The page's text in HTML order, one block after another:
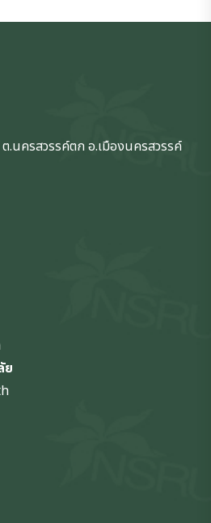
.นครสวรรค์ตก อ.เมืองนครสวรรค์
ย